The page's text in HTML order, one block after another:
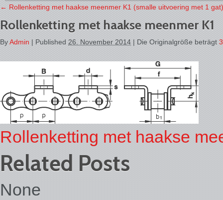
← Rollenketting met haakse meenmer K1 (smalle uitvoering met 1 gat)
Rollenketting met haakse meenmer K1
ByAdmin | Published 26. November 2014 | Die Originalgröße beträgt
Rollenketting met haakse
Related Posts
None